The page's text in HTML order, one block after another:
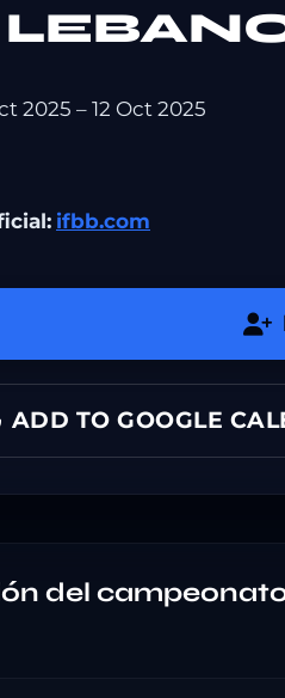
2025 – 12 Oct 2025
ifbb.com
ADD TO GOOGLE
del